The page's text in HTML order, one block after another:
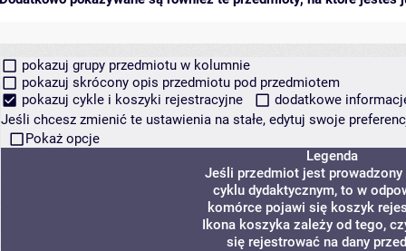
pokazuj grupy przedmiotu w kolumnie
pokazuj skrócony opis przedmiotu pod przedmiotem
pokazuj cykle i koszyki rejestracyjne
dodatkowe
Jeśli chcesz zmienić te ustawienia na stałe, edytuj swoje
Pokaż opcje
Legenda
Jeśli przedmiot jest prowadzony
cyklu dydaktycznym, to w
komórce pojawi się koszyk
Ikona koszyka zależy od tego,
się rejestrować na dany